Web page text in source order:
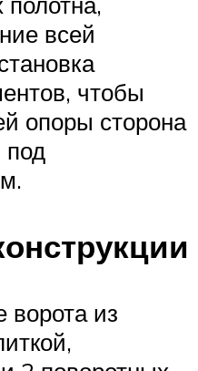
всей
чтобы
опоры сторона
под
ворота из